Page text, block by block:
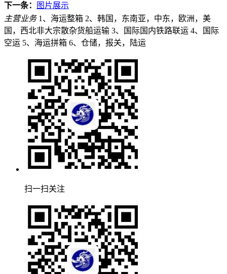
下一条：
图片展示
主营业务 1、海运整箱 2、韩国，东南亚，中东，欧洲，美
国，西北非大宗散杂货船运输 3、国际国内铁路联运 4、国际
空运 5、海运拼箱 6、仓储，报关，陆运
扫一扫关注